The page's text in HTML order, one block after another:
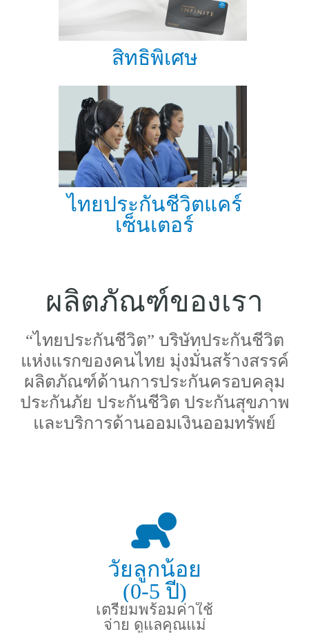
สิทธิพิเศษ
ไทยประกันชีวิตแคร์
เซ็นเตอร์
ผลิตภัณฑ์ของเรา
“ไทยประกันชีวิต” บริษัทประกันชีวิต
แห่งแรกของคนไทย มุ่งมั่นสร้างสรรค์
ผลิตภัณฑ์ด้านการประกันครอบคลุม
ประกันภัย ประกันชีวิต ประกันสุขภาพ
และบริการด้านออมเงินออมทรัพย์
วัยลูกน้อย
(0-5 ปี)
เตรียมพร้อมค่าใช้
จ่าย ดูแลคุณแม่